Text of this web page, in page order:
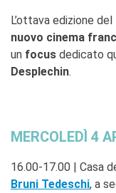
L’ottava edizione
nuovo cinema
un focus dedicato
Desplechin.
MERCOLEDÌ 4
16.00-17.00 | Casa
Bruni Tedeschi, a